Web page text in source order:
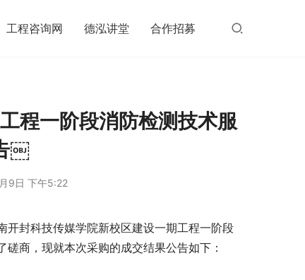
工程咨询网 德泓讲堂 合作招募
程一阶段消防检测技术服
￼
9日 下午5:22
开封科技传媒学院新校区建设一期工程一阶段
商，现就本次采购的成交结果公告如下：